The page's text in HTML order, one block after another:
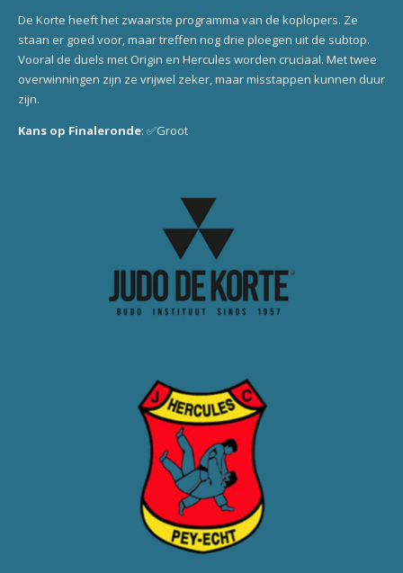
De Korte heeft het zwaarste programma van de koplopers. Ze
staan er goed voor, maar treffen nog drie ploegen uit de subtop.
Vooral de duels met Origin en Hercules worden cruciaal. Met twee
overwinningen zijn ze vrijwel zeker, maar misstappen kunnen duur
zijn.
Kans op Finaleronde: ✅Groot